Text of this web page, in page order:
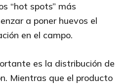
“hot spots” más
a poner huevos el
en el campo.
es la distribución de
Mientras que el producto